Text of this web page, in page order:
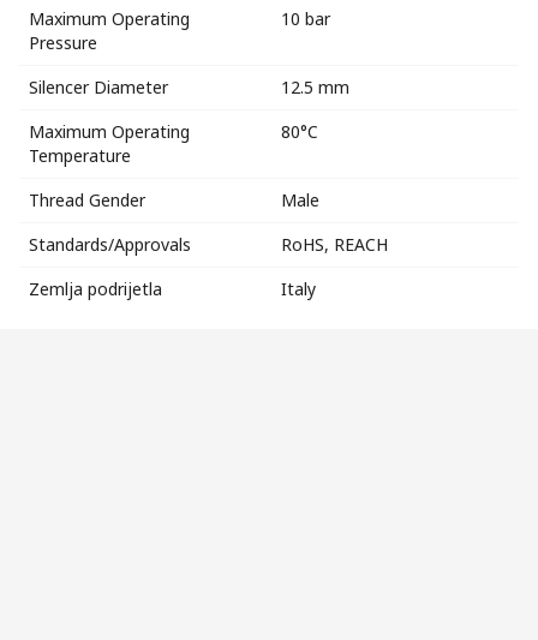
Maximum Operating
Pressure
10 bar
Silencer Diameter
12.5 mm
Maximum Operating
Temperature
80°C
Thread Gender
Male
Standards/Approvals
RoHS, REACH
Zemlja podrijetla
Italy